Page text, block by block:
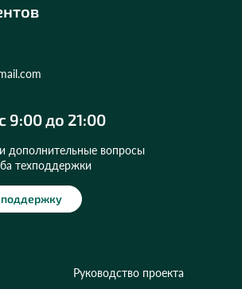
Руководство проекта
9:00 до 21:00
дополнительные вопросы
техподдержки